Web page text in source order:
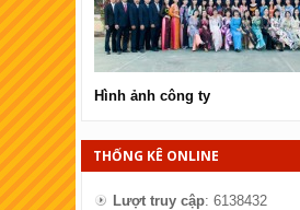
Hình ảnh công ty
THỐNG KÊ ONLINE
Lượt truy cập: 6138432